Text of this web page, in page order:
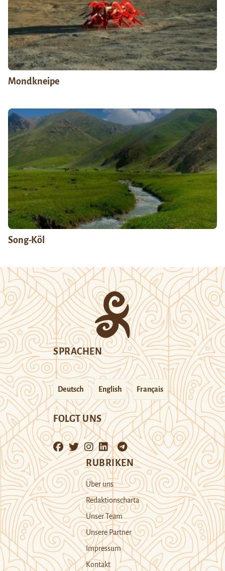
Mondkneipe
Song-Köl
SPRACHEN
Deutsch English Français
FOLGT UNS
RUBRIKEN
Über uns
Redaktionscharta
Unser Team
Unsere Partner
Impressum
Kontakt